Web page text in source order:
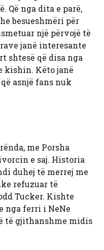
Që nga dita e parë,
besueshmëri për
një përvojë të
janë interesante
shtesë që disa nga
kishin. Këto janë
asnjë fans nuk
me Porsha
e saj. Historia
duhej të merrej me
refuzuar të
Tucker. Kishte
nga ferri i NeNe
të gjithanshme midis